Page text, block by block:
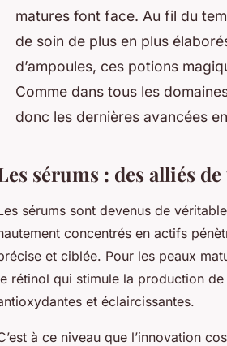
matures font face. Au fil du
de soin de plus en plus
d’ampoules, ces potions
Comme dans tous les
donc les dernières avancées
sérums : des alliés
sérums sont devenus de
concentrés en actifs
et ciblée. Pour les peaux
rétinol qui stimule la production
et éclaircissantes.
à ce niveau que l’innovation